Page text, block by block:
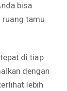
bisa
ruang tamu
di tiap
dengan
lebih